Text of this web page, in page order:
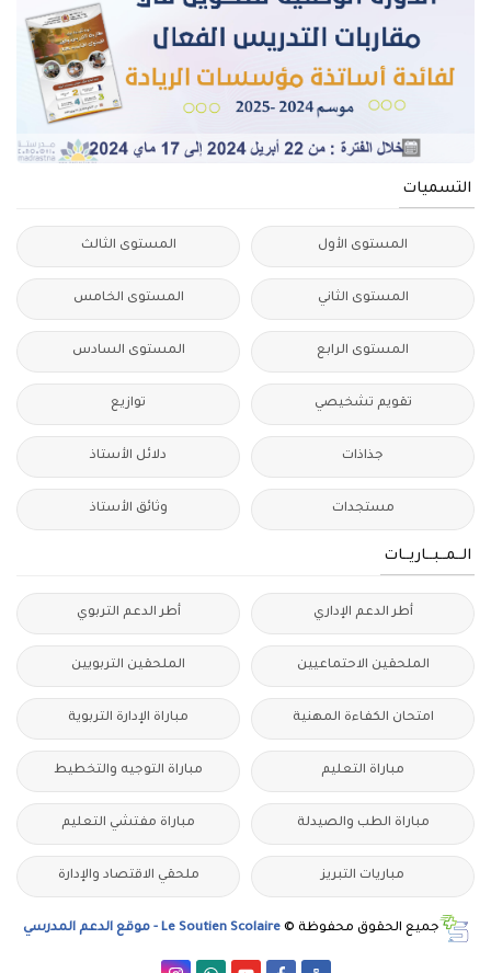
التسميات
المستوى الأول المستوى الثالث
المستوى الثاني المستوى الخامس
المستوى الرابع المستوى السادس
تقويم تشخيصي توازيع
جذاذات دلائل الأستاذ
مستجدات وثائق الأستاذ
الــمــبــاريــات
أطر الدعم الإداري أطر الدعم التربوي
الملحقين الاحتماعيين الملحقين التربويين
امتحان الكفاءة المهنية مباراة الإدارة التربوية
مباراة التعليم مباراة التوجيه والتخطيط
مباراة الطب والصيدلة مباراة مفتشي التعليم
مباريات التبريز ملحقي الاقتصاد والإدارة
جميع الحقوق محفوظة © Le Soutien Scolaire - موقع الدعم المدرسي